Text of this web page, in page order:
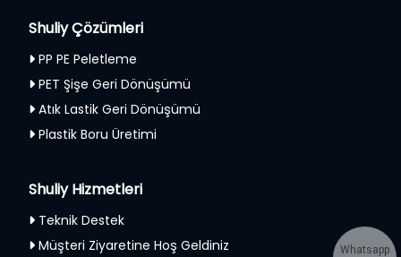
Shuliy Çözümleri
PP PE Peletleme
PET Şişe Geri Dönüşümü
Atık Lastik Geri Dönüşümü
Plastik Boru Üretimi
Shuliy Hizmetleri
Teknik Destek
Müşteri Ziyaretine Hoş Geldiniz
Whatsapp